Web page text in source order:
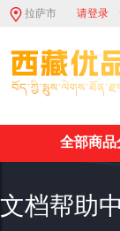
拉萨市 请登录
全部商品
文档帮助